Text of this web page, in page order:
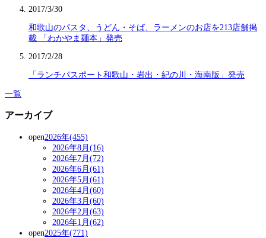
2017/3/30
和歌山のパスタ、うどん・そば、ラーメンのお店を213店舗掲
載 「わかやま麺本」発売
2017/2/28
「ランチパスポート和歌山・岩出・紀の川・海南版」発売
一覧
アーカイブ
open2026年(455)
2026年8月(16)
2026年7月(72)
2026年6月(61)
2026年5月(61)
2026年4月(60)
2026年3月(60)
2026年2月(63)
2026年1月(62)
open2025年(771)